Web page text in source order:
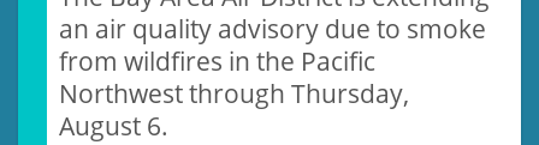
an air quality advisory due to smoke
from wildfires in the Pacific
Northwest through Thursday,
August 6.